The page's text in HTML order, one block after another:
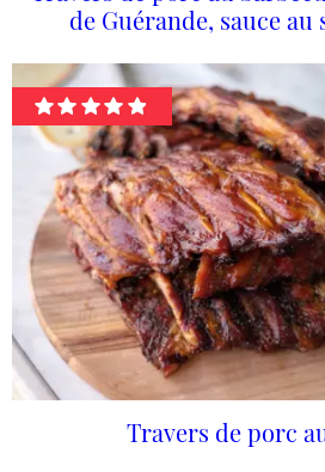
de Guérande, sauce
Travers de porc